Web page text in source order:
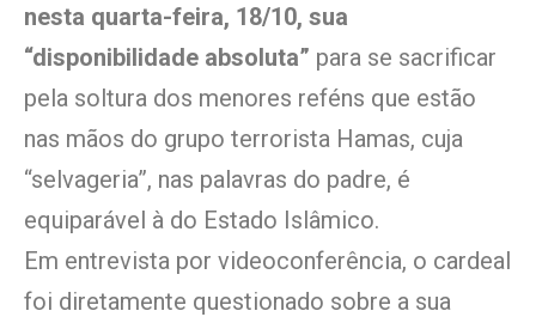
nesta quarta-feira, 18/10, sua
“disponibilidade absoluta” para se sacrificar
pela soltura dos menores reféns que estão
nas mãos do grupo terrorista Hamas, cuja
“selvageria”, nas palavras do padre, é
equiparável à do Estado Islâmico.
Em entrevista por videoconferência, o cardeal
foi diretamente questionado sobre a sua